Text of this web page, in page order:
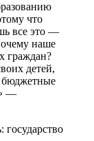
что
все это —
наше
граждан?
детей,
бюджетные
—